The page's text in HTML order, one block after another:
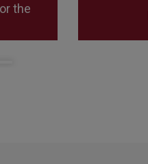
the